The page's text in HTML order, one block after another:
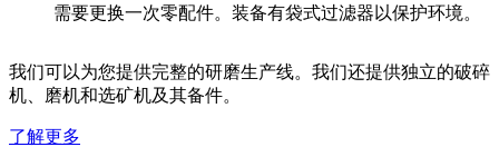
需要更换一次零配件。装备有袋式过滤器以保护环境。
我们可以为您提供完整的研磨生产线。我们还提供独立的破碎
机、磨机和选矿机及其备件。
了解更多